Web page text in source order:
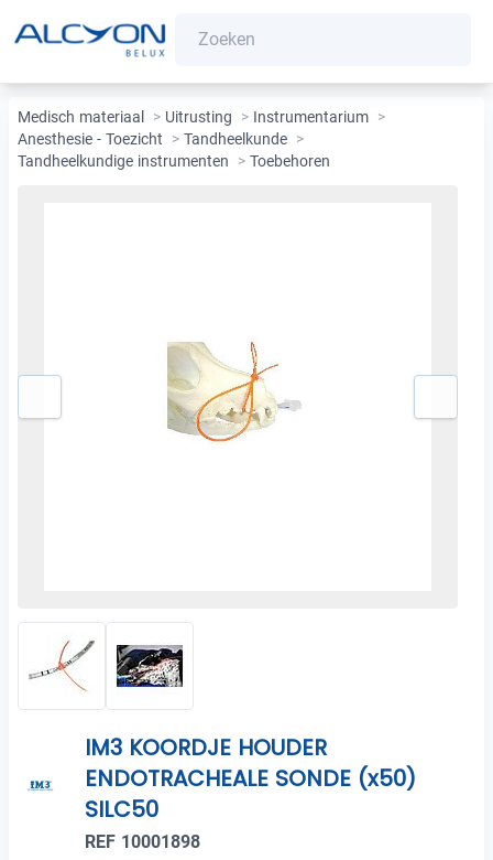
Medisch materiaal > Uitrusting > Instrumentarium >
Anesthesie - Toezicht
> Tandheelkunde >
Tandheelkundige instrumenten
> Toebehoren
IM3 KOORDJE HOUDER
ENDOTRACHEALE SONDE (x50)
SILC50
REF 10001898